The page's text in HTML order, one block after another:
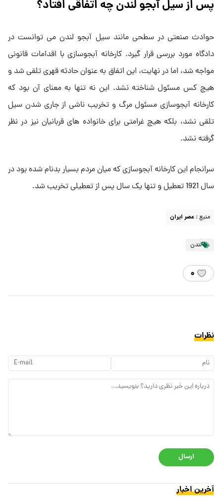
پس از سیل آبجو لندن چه اتفاقی افتاد؟
حوادث صنعتی در سطحی مانند سیل آبجو لندن می توانست در
دادگاه مورد بررسی قرار گیرد. کارخانه آبجوسازی با اقدامات قانونی
مواجه شد، اما در نهایت، این اتفاق به عنوان حادثه قهری تلقی شد و
هیچ کس مسئول شناخته نشد. این نه تنها به معنای آن بود که
کارخانه آبجوسازی مسئول مرگ و تخریب ناشی از جاری شدن سیل
تلقی نشد، بلکه هیچ غرامتی برای خانواده های قربانیان نیز در نظر
گرفته نشد.
سرانجام این کارخانه آبجوسازی که میان مردم بسیار بدنام شده بود در
سال 1921 تعطیل و تنها یک سال پس از تعطیلی تخریب شد.
منبع : عصر ایران
لندن
۰
نظرات
ارسال
آخرین اخبار